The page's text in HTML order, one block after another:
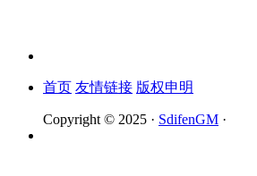
首页 友情链接 版权申明
Copyright © 2025 · SdifenGM ·